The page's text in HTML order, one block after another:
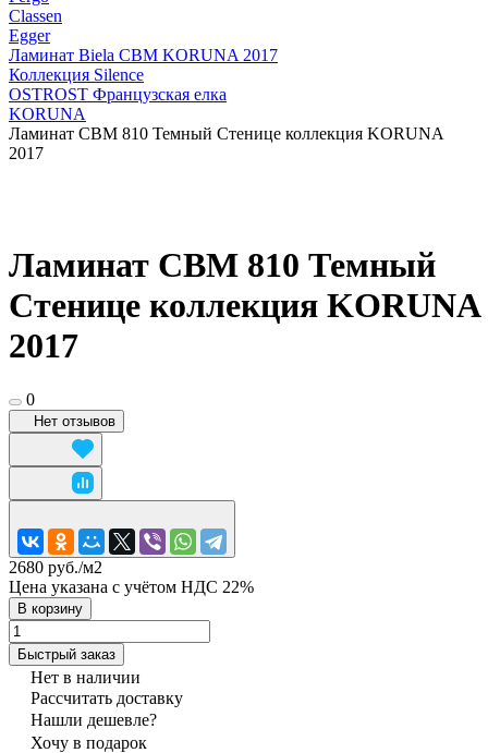
Classen
Egger
Ламинат Biela CBM KORUNA 2017
Коллекция Silence
OSTROST Французская елка
KORUNA
Ламинат СВМ 810 Темный Стенице коллекция KORUNA
2017
Ламинат СВМ 810 Темный
Стенице коллекция KORUNA
2017
0
Нет отзывов
2680 руб./м2
Цена указана с учётом НДС 22%
В корзину
Быстрый заказ
Нет в наличии
Рассчитать доставку
Нашли дешевле?
Хочу в подарок